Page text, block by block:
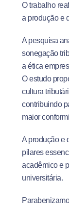
O trabalho
a produção e
A pesquisa
sonegação
a ética
O estudo
cultura
contribuindo
maior
A produção e
pilares
acadêmico e
universitária.